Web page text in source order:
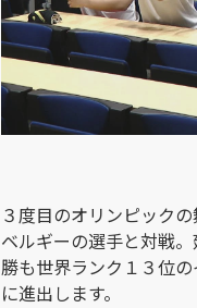
３度目のオリンピック
ベルギーの選手と対戦
勝も世界ランク１３位
に進出します。